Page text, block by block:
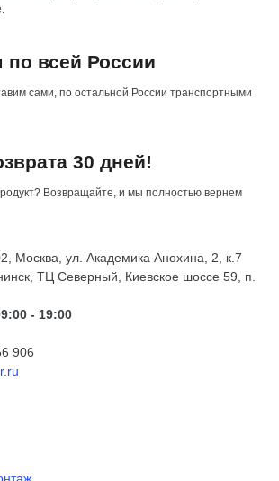
по всей России
сами, по остальной России транспортными
30 дней!
Возвращайте, и мы полностью вернем
Москва, ул. Академика Анохина, 2, к.7
ТЦ Северный, Киевское шоссе 59, п.
- 19:00
906